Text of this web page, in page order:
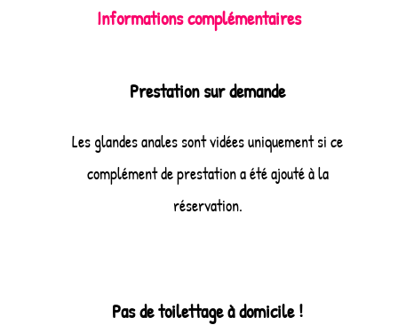
Informations complémentaires
Prestation sur demande
Les glandes anales sont vidées uniquement si ce
complément de prestation a été ajouté à la
réservation.
Pas de toilettage à domicile !